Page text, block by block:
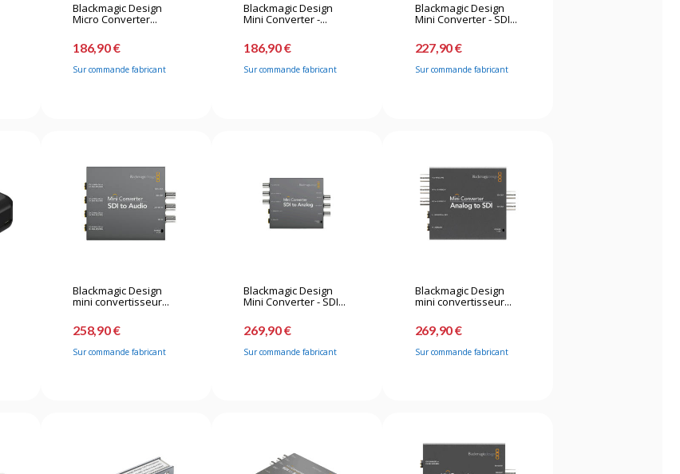
Blackmagic Design
Micro Converter...
186,90 €
Sur commande fabricant
Blackmagic Design
Mini Converter -...
186,90 €
Sur commande fabricant
Blackmagic Design
Mini Converter - SDI...
227,90 €
Sur commande fabricant
Blackmagic Design
mini convertisseur...
258,90 €
Sur commande fabricant
Blackmagic Design
Mini Converter - SDI...
269,90 €
Sur commande fabricant
Blackmagic Design
mini convertisseur...
269,90 €
Sur commande fabricant